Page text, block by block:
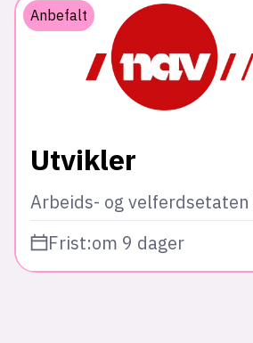
Anbefalt
Utvikler
Arbeids- og velferdsetaten
Frist:om 9 dager